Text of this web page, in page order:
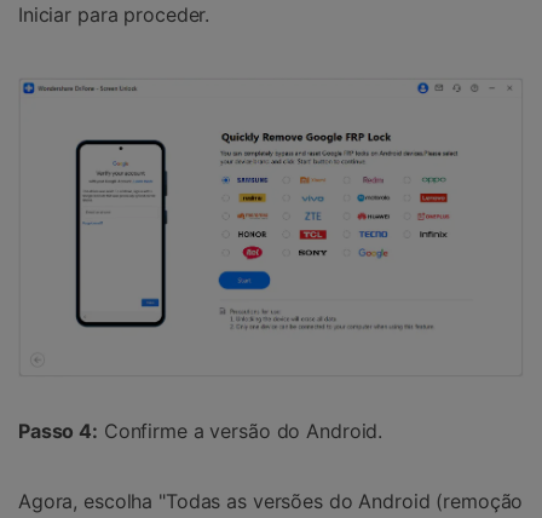
Iniciar para proceder.
Passo 4: Confirme a versão do Android.
Agora, escolha "Todas as versões do Android (remoção